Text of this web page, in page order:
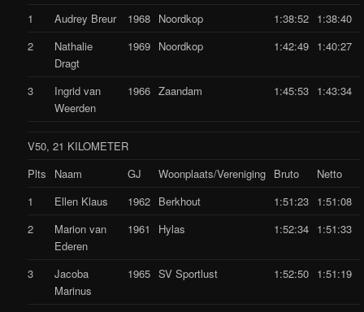
1
Audrey Breur 1968 Noordkop 1:38:52 1:38:40
2
Nathalie
Dragt
1969 Noordkop 1:42:49 1:40:27
3
Ingrid van
Weerden
1966 Zaandam 1:45:53 1:43:34
V50, 21 KILOMETER
Plts
Naam GJ Woonplaats/Vereniging Bruto
Netto
1
Ellen Klaus 1962 Berkhout 1:51:23 1:51:08
2
Marion van
Ederen
1961 Hylas 1:52:34 1:51:33
3
Jacoba
Marinus
1965 SV Sportlust 1:52:50 1:51:19